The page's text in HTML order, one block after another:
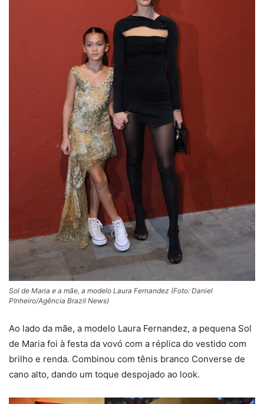
Sol de Maria e a mãe, a modelo Laura Fernandez (Foto: Daniel
PInheiro/Agência Brazil News)
Ao lado da mãe, a modelo Laura Fernandez, a pequena Sol
de Maria foi à festa da vovó com a réplica do vestido com
brilho e renda. Combinou com tênis branco Converse de
cano alto, dando um toque despojado ao look.